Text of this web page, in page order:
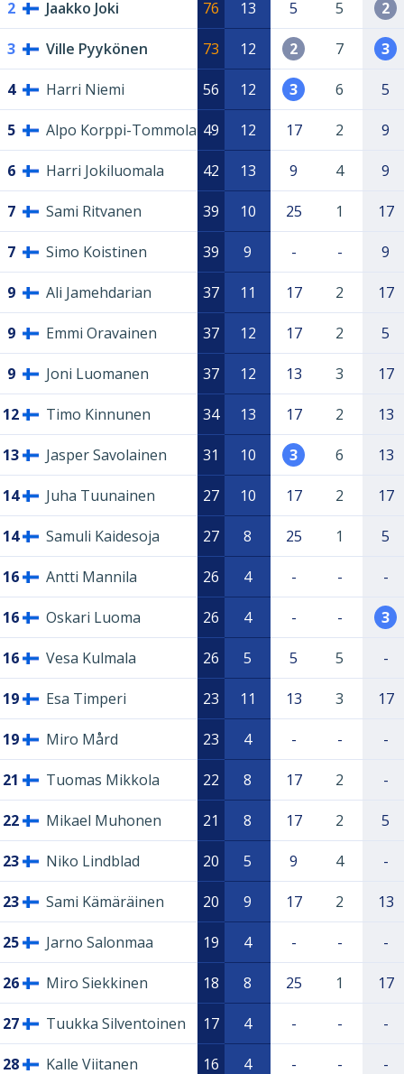
2 Jaakko Joki 76 13 5 5 2
3 Ville Pyykönen 73 12 2 7 3
4 Harri Niemi 56 12 3 6 5
5 Alpo Korppi-Tommola 49 12 17 2 9
6 Harri Jokiluomala 42 13 9 4 9
7 Sami Ritvanen 39 10 25 1 17
7 Simo Koistinen 39 9 - - 9
9 Ali Jamehdarian 37 11 17 2 17
9 Emmi Oravainen 37 12 17 2 5
9 Joni Luomanen 37 12 13 3 17
12 Timo Kinnunen 34 13 17 2 13
13 Jasper Savolainen 31 10 3 6 13
14 Juha Tuunainen 27 10 17 2 17
14 Samuli Kaidesoja 27 8 25 1 5
16 Antti Mannila 26 4 - - -
16 Oskari Luoma 26 4 - - 3
16 Vesa Kulmala 26 5 5 5 -
19 Esa Timperi 23 11 13 3 17
19 Miro Mård 23 4 - - -
21 Tuomas Mikkola 22 8 17 2 -
22 Mikael Muhonen 21 8 17 2 5
23 Niko Lindblad 20 5 9 4 -
23 Sami Kämäräinen 20 9 17 2 13
25 Jarno Salonmaa 19 4 - - -
26 Miro Siekkinen 18 8 25 1 17
27 Tuukka Silventoinen 17 4 - - -
28 Kalle Viitanen 16 4 - - -